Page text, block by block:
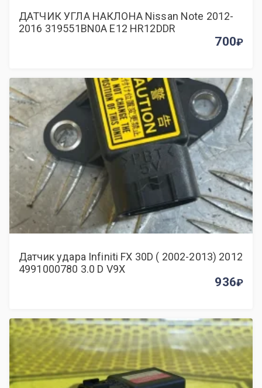
ДАТЧИК УГЛА НАКЛОНА Nissan Note 2012-
2016 319551BN0A E12 HR12DDR
700
Датчик удара Infiniti FX 30D ( 2002-2013) 2012
4991000780 3.0 D V9X
936